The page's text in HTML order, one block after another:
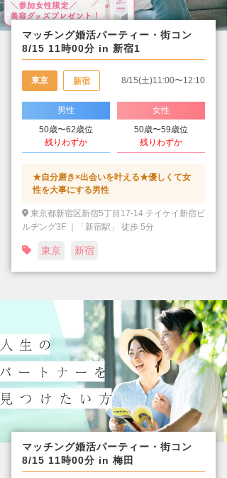
マッチング婚活パーティー・街コン
8/15 11時00分 in 新宿1
東京 新宿 8/15(土)11:00〜12:10
男性
50歳〜62歳位
残りわずか
女性
50歳〜59歳位
残りわずか
★自分磨き×出会いを叶える★優しくて女
性を大事にする男性
東京都新宿区新宿5丁目17-14 テイケイ新宿ビ
ルヂング3F ｜「新宿駅」 徒歩 5分
東京 新宿
マッチング婚活パーティー・街コン
8/15 11時00分 in 梅田